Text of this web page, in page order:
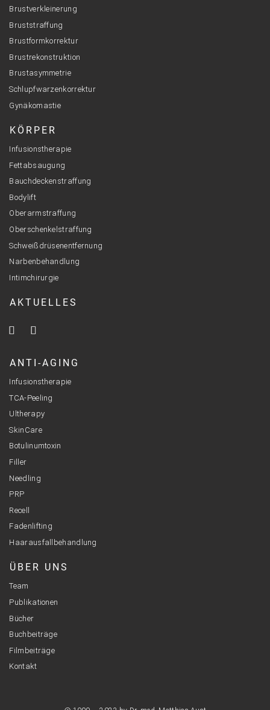
Brustverkleinerung
Bruststraffung
Brustformkorrektur
Brustrekonstruktion
Brustasymmetrie
Schlupfwarzenkorrektur
Gynäkomastie
KÖRPER
Infusionstherapie
Fettabsaugung
Bauchdeckenstraffung
Bodylift
Oberarmstraffung
Oberschenkelstraffung
Schweißdrüsenentfernung
Narbenbehandlung
Intimchirurgie
AKTUELLES
ANTI-AGING
Infusionstherapie
TCA-Peeling
Ultherapy
SkinCare
Botulinumtoxin
Filler
Needling
PRP
Recell
Fadenlifting
Haarausfallbehandlung
ÜBER UNS
Team
Publikationen
Bücher
Buchbeiträge
Filmbeiträge
Kontakt